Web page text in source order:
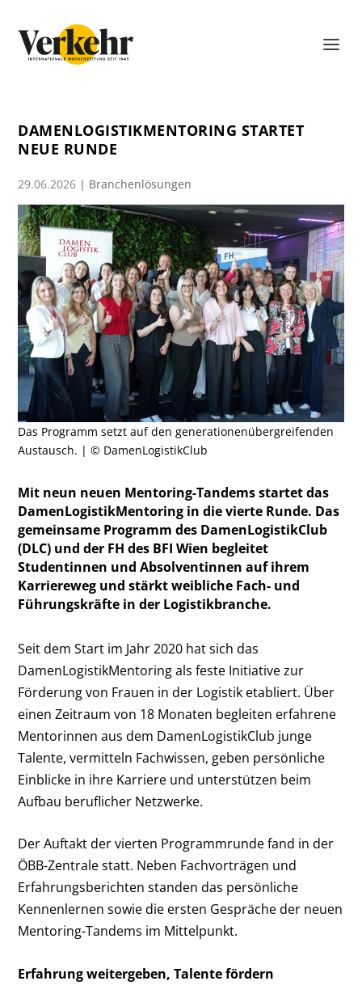
DAMENLOGISTIKMENTORING STARTET
NEUE RUNDE
29.06.2026 | Branchenlösungen
Das Programm setzt auf den generationenübergreifenden
Austausch. | © DamenLogistikClub
Mit neun neuen Mentoring-Tandems startet das
DamenLogistikMentoring in die vierte Runde. Das
gemeinsame Programm des DamenLogistikClub
(DLC) und der FH des BFI Wien begleitet
Studentinnen und Absolventinnen auf ihrem
Karriereweg und stärkt weibliche Fach- und
Führungskräfte in der Logistikbranche.
Seit dem Start im Jahr 2020 hat sich das
DamenLogistikMentoring als feste Initiative zur
Förderung von Frauen in der Logistik etabliert. Über
einen Zeitraum von 18 Monaten begleiten erfahrene
Mentorinnen aus dem DamenLogistikClub junge
Talente, vermitteln Fachwissen, geben persönliche
Einblicke in ihre Karriere und unterstützen beim
Aufbau beruflicher Netzwerke.
Der Auftakt der vierten Programmrunde fand in der
ÖBB-Zentrale statt. Neben Fachvorträgen und
Erfahrungsberichten standen das persönliche
Kennenlernen sowie die ersten Gespräche der neuen
Mentoring-Tandems im Mittelpunkt.
Erfahrung weitergeben, Talente fördern